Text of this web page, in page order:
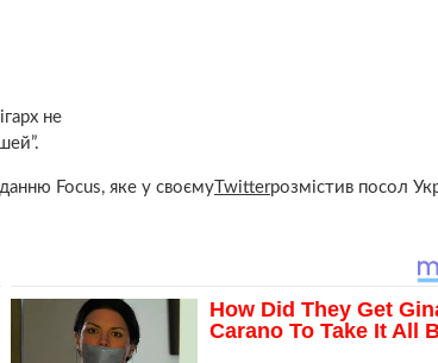
не
Focus, яке у своємуTwitterрозмістив посол